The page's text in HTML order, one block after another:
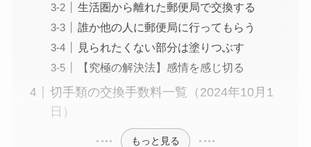
生活圏から離れた郵便局で交換する
誰か他の人に郵便局に行ってもらう
見られたくない部分は塗りつぶす
【究極の解決法】感情を感じ切る
切手類の交換手数料一覧（2024年10月1
日）
もっと見る